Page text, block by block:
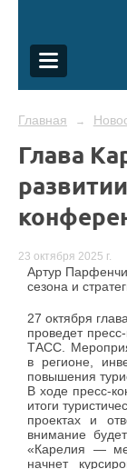
Главная →
Глава
23 октября 2025 г.
Артур
сезона и
27 октября
проведет
ТАСС.
в регионе,
повышения
В ходе пресс-
итоги
проектах и
внимание
«Карелия —
начнет